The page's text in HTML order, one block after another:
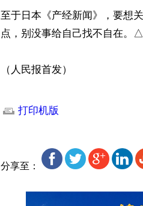
至于日本《产经新闻》，要想
点，别没事给自己找不自在。△
（人民报首发）
打印机版
分享至：